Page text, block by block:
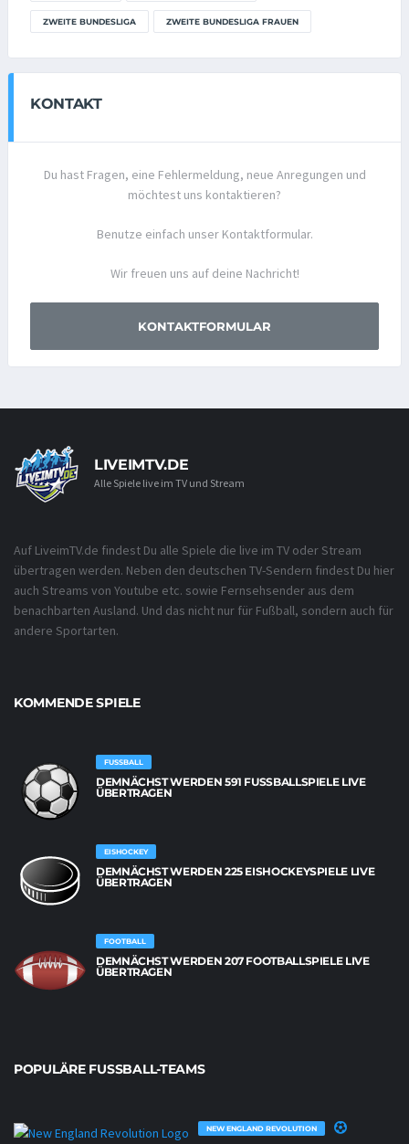
ZWEITE BUNDESLIGA ZWEITE BUNDESLIGA FRAUEN
KONTAKT
Du hast Fragen, eine Fehlermeldung, neue Anregungen und
möchtest uns kontaktieren?
Benutze einfach unser Kontaktformular.
Wir freuen uns auf deine Nachricht!
KONTAKTFORMULAR
LIVEIMTV.DE
Alle Spiele live im TV und Stream
Auf LiveimTV.de findest Du alle Spiele die live im TV oder Stream
übertragen werden. Neben den deutschen TV-Sendern findest Du hier
auch Streams von Youtube etc. sowie Fernsehsender aus dem
benachbarten Ausland. Und das nicht nur für Fußball, sondern auch für
andere Sportarten.
KOMMENDE SPIELE
FUSSBALL
DEMNÄCHST WERDEN 591 FUSSBALLSPIELE LIVE Ü
BERTRAGEN
EISHOCKEY
DEMNÄCHST WERDEN 225 EISHOCKEYSPIELE LIVE
ÜBERTRAGEN
FOOTBALL
DEMNÄCHST WERDEN 207 FOOTBALLSPIELE LIVE
ÜBERTRAGEN
POPULÄRE FUSSBALL-TEAMS
NEW ENGLAND REVOLUTION